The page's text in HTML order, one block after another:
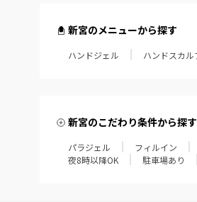
新宮のメニューから探す
ハンドジェル ハンドスカル
新宮のこだわり条件から探す
パラジェル フィルイン
夜8時以降OK
駐車場あり